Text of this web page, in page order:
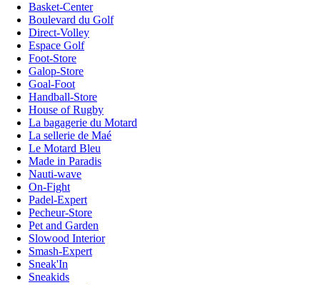
Basket-Center
Boulevard du Golf
Direct-Volley
Espace Golf
Foot-Store
Galop-Store
Goal-Foot
Handball-Store
House of Rugby
La bagagerie du Motard
La sellerie de Maé
Le Motard Bleu
Made in Paradis
Nauti-wave
On-Fight
Padel-Expert
Pecheur-Store
Pet and Garden
Slowood Interior
Smash-Expert
Sneak'In
Sneakids